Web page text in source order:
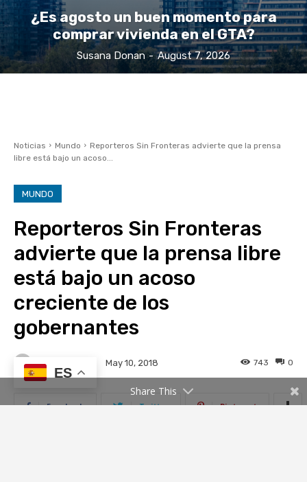
¿Es agosto un buen momento para
comprar vivienda en el GTA?
Susana Donan - August 7, 2026
ES
Share This